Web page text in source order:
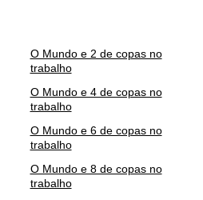
O Mundo e 2 de copas no
trabalho
O Mundo e 4 de copas no
trabalho
O Mundo e 6 de copas no
trabalho
O Mundo e 8 de copas no
trabalho